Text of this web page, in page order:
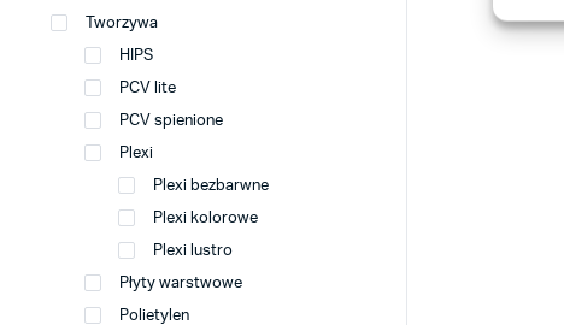
Tworzywa
HIPS
PCV lite
PCV spienione
Plexi
Plexi bezbarwne
Plexi kolorowe
Plexi lustro
Płyty warstwowe
Polietylen